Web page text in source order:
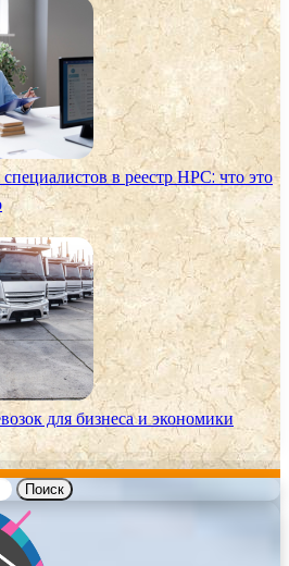
в реестр НРС: что это
для бизнеса и экономики